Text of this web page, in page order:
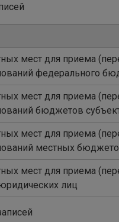
мест для приема
федерального
мест для приема
бюджетов
мест для приема
местных
мест для приема
лиц